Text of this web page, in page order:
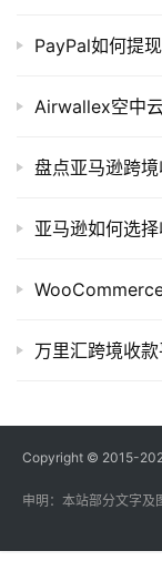
PayPal如何提
Airwallex空中
盘点亚马逊跨
亚马逊如何选
万里汇跨境收
Copyright © 2015-
申明：本站部分文字及